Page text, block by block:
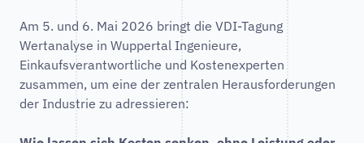
Am 5. und 6. Mai 2026 bringt die VDI-Tagung
Wertanalyse in Wuppertal Ingenieure,
Einkaufsverantwortliche und Kostenexperten
zusammen, um eine der zentralen Herausforderungen
der Industrie zu adressieren: